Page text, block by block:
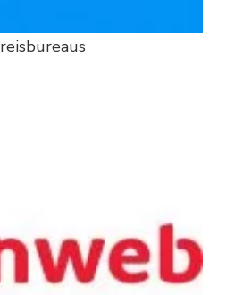
reisbureaus